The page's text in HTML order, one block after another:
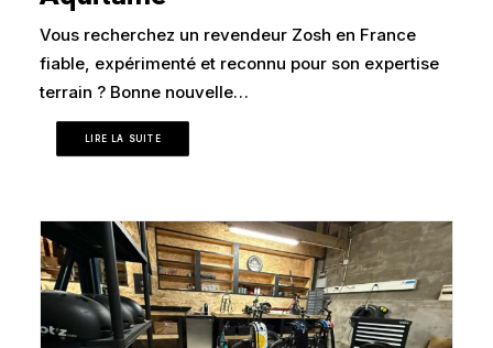
Vous recherchez un revendeur Zosh en France
fiable, expérimenté et reconnu pour son expertise
terrain ? Bonne nouvelle…
LIRE LA SUITE